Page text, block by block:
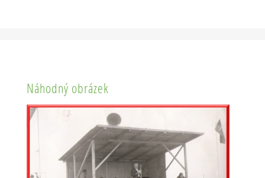
Náhodný obrázek